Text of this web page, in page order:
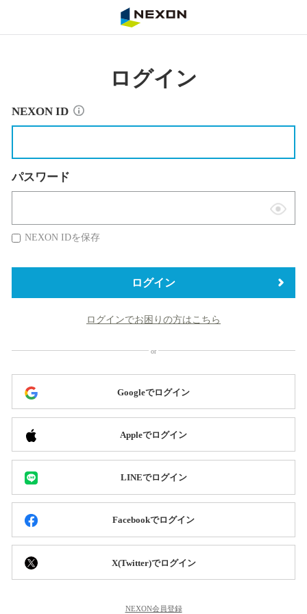
ログイン
NEXON ID
パスワード
表
替
NEXON IDを保存
ログイン
ログインでお困りの方はこちら
Googleでログイン
Appleでログイン
LINEでログイン
Facebookでログイン
X(Twitter)でログイン
NEXON会員登録